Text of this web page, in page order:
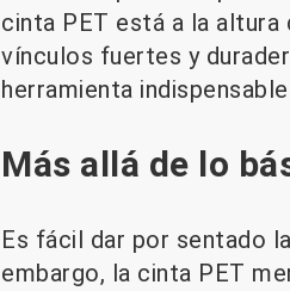
cinta PET está a la altura
vínculos fuertes y
herramienta
Más allá de lo
Es fácil dar por sentado
embargo, la cinta PET